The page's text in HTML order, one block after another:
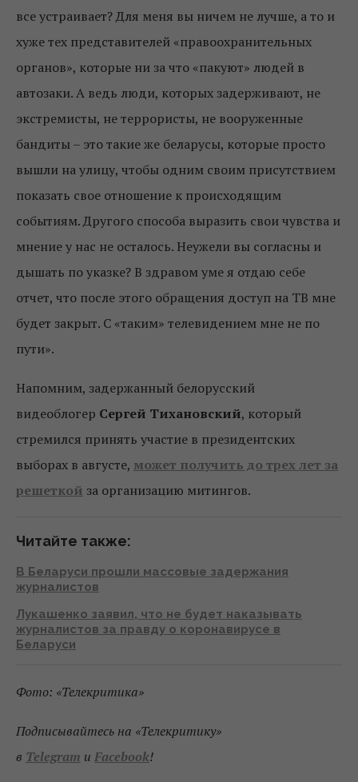
все устраивает? Для меня вы ничем не лучше, а то и
хуже тех представителей «правоохранительных
органов», которые ни за что «пакуют» людей в
автозаки. А ведь люди, которых задерживают, не
экстремисты, не террористы, не вооруженные
бандиты – это такие же беларусы, которые просто
вышли на улицу, чтобы одним своим присутствием
показать свое отношение к происходящим
событиям. Другого способа выразить свои чувства и
мнение у нас не осталось. Неужели вы согласны и
дышать по указке? В здравом уме я отдаю себе
отчет, что после этого обращения доступ на ТВ мне
будет закрыт. С «таким» телевидением мне не по
пути».
Напомним, задержанный белорусский
видеоблогер Сергей Тихановский, который
стремился принять участие в президентских
выборах в августе, может получить до трех лет за
решеткой за организацию митингов.
Читайте также:
В Беларуси прошли массовые задержания
журналистов
Лукашенко заявил, что не будет наказывать
журналистов за правду о коронавирусе в
Беларуси
Фото: «Телекритика»
Подписывайтесь на «Телекритику»
в Telegram и Facebook!